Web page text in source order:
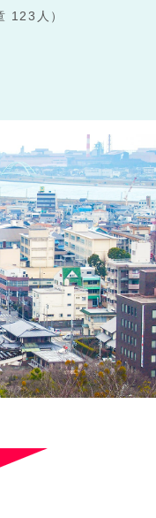
123人）